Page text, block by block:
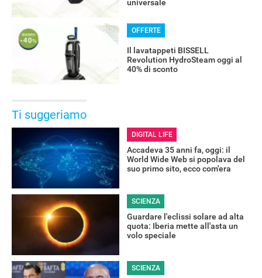
universale
OFFERTE
Il lavatappeti BISSELL
Revolution HydroSteam oggi al
40% di sconto
Ti suggeriamo
DIGITAL LIFE
Accadeva 35 anni fa, oggi: il
World Wide Web si popolava del
suo primo sito, ecco com'era
SCIENZA
Guardare l'eclissi solare ad alta
quota: Iberia mette all'asta un
volo speciale
SCIENZA